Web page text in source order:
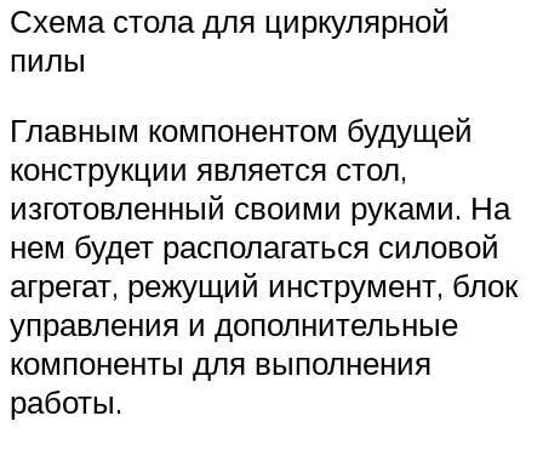
Схема стола для циркулярной
пилы
Главным компонентом будущей
конструкции является стол,
изготовленный своими руками. На
нем будет располагаться силовой
агрегат, режущий инструмент, блок
управления и дополнительные
компоненты для выполнения
работы.